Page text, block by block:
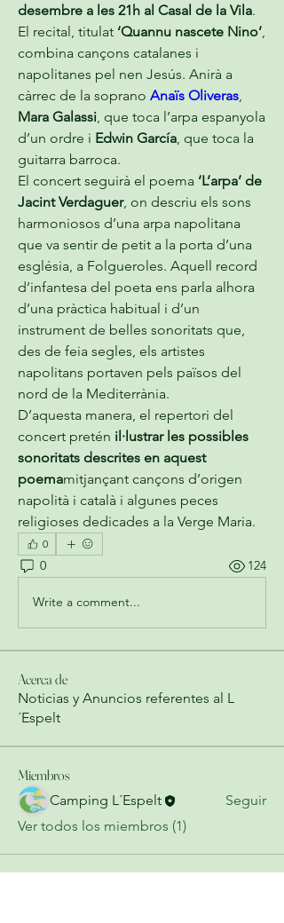
desembre a les 21h al Casal de la Vila.
El recital, titulat ‘Quannu nascete Nino’,
combina cançons catalanes i
napolitanes pel nen Jesús. Anirà a
càrrec de la soprano Anaïs Oliveras
Mara Galassi, que toca l’arpa espanyola
d’un ordre i Edwin García, que toca la
guitarra barroca.
El concert seguirà el poema ‘L’arpa’ de
Jacint Verdaguer, on descriu els sons
harmoniosos d’una arpa napolitana
que va sentir de petit a la porta d’una
església, a Folgueroles. Aquell record
d’infantesa del poeta ens parla alhora
d’una pràctica habitual i d’un
instrument de belles sonoritats que,
des de feia segles, els artistes
napolitans portaven pels països del
nord de la Mediterrània.
D’aquesta manera, el repertori del
concert pretén il·lustrar les possibles
sonoritats descrites en aquest
poemamitjançant cançons d’origen
napolità i català i algunes peces
religioses dedicades a la Verge Maria.
0
0 124
Write a comment...
Acerca de
Noticias y Anuncios referentes al L
´Espelt
Miembros
Camping L´Espelt
Seguir
Ver todos los miembros (1)